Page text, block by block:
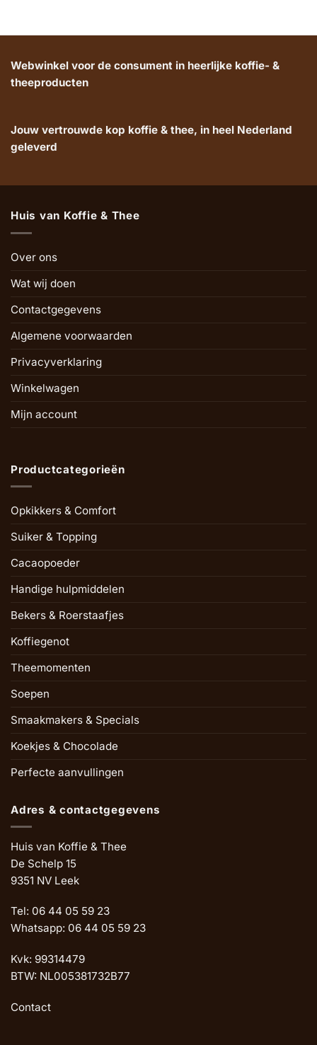
Webwinkel voor de consument in heerlijke koffie- &
theeproducten
Jouw vertrouwde kop koffie & thee, in heel Nederland
geleverd
Huis van Koffie & Thee
Over ons
Wat wij doen
Contactgegevens
Algemene voorwaarden
Privacyverklaring
Winkelwagen
Mijn account
Productcategorieën
Opkikkers & Comfort
Suiker & Topping
Cacaopoeder
Handige hulpmiddelen
Bekers & Roerstaafjes
Koffiegenot
Theemomenten
Soepen
Smaakmakers & Specials
Koekjes & Chocolade
Perfecte aanvullingen
Adres & contactgegevens
Huis van Koffie & Thee
De Schelp 15
9351 NV Leek
Tel: 06 44 05 59 23
Whatsapp: 06 44 05 59 23
Kvk: 99314479
BTW: NL005381732B77
Contact